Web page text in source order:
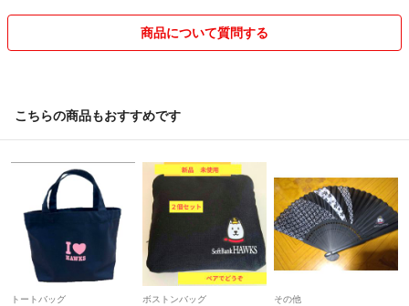
商品について質問する
こちらの商品もおすすめです
トートバッグ ボストンバッグ その他